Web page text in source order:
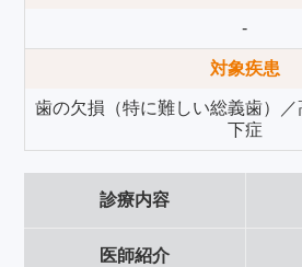
-
対象疾患
歯の欠損（特に難しい総義歯）
下症
診療内容
医師紹介